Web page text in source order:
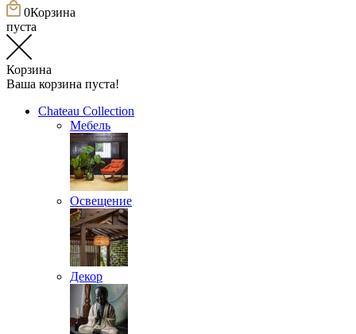
0Корзина
пуста
Корзина
Ваша корзина пуста!
Chateau Collection
Мебель
Освещение
Декор